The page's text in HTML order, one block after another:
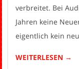
verbreitet. Bei
Jahren keine
eigentlich kein
WEITERLESEN →